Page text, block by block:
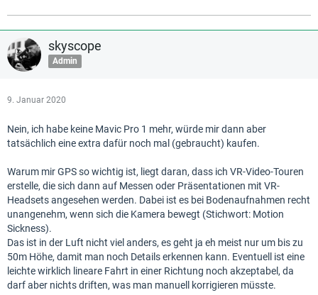
skyscope
Admin
9. Januar 2020
Nein, ich habe keine Mavic Pro 1 mehr, würde mir dann aber
tatsächlich eine extra dafür noch mal (gebraucht) kaufen.
Warum mir GPS so wichtig ist, liegt daran, dass ich VR-Video-Touren
erstelle, die sich dann auf Messen oder Präsentationen mit VR-
Headsets angesehen werden. Dabei ist es bei Bodenaufnahmen recht
unangenehm, wenn sich die Kamera bewegt (Stichwort: Motion
Sickness).
Das ist in der Luft nicht viel anders, es geht ja eh meist nur um bis zu
50m Höhe, damit man noch Details erkennen kann. Eventuell ist eine
leichte wirklich lineare Fahrt in einer Richtung noch akzeptabel, da
darf aber nichts driften, was man manuell korrigieren müsste.